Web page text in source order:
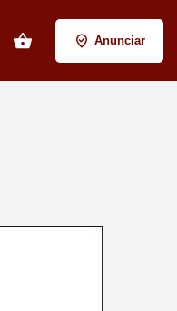
Anunciar